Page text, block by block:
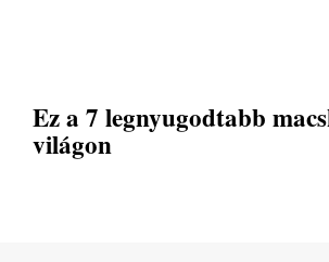
Ez a 7 legnyugodtabb
világon